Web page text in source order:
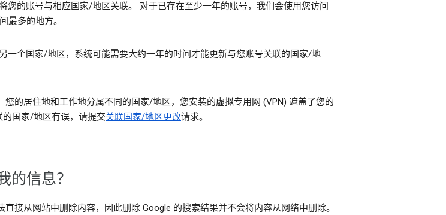
您的账号与相应国家/地区关联。 对于已存在至少一年的账号，我们会使用您访问
最多的地方。
一个国家/地区，系统可能需要大约一年的时间才能更新与您账号关联的国家/地
的居住地和工作地分属不同的国家/地区，您安装的虚拟专用网 (VPN) 遮盖了您的
国家/地区有误，请提交关联国家/地区更改请求。
信息？
接从网站中删除内容，因此删除 Google 的搜索结果并不会将内容从网络中删除。